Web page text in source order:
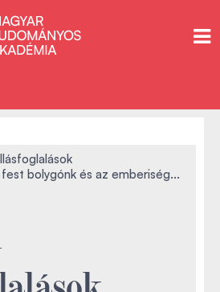
bolygónk és az emberiség...